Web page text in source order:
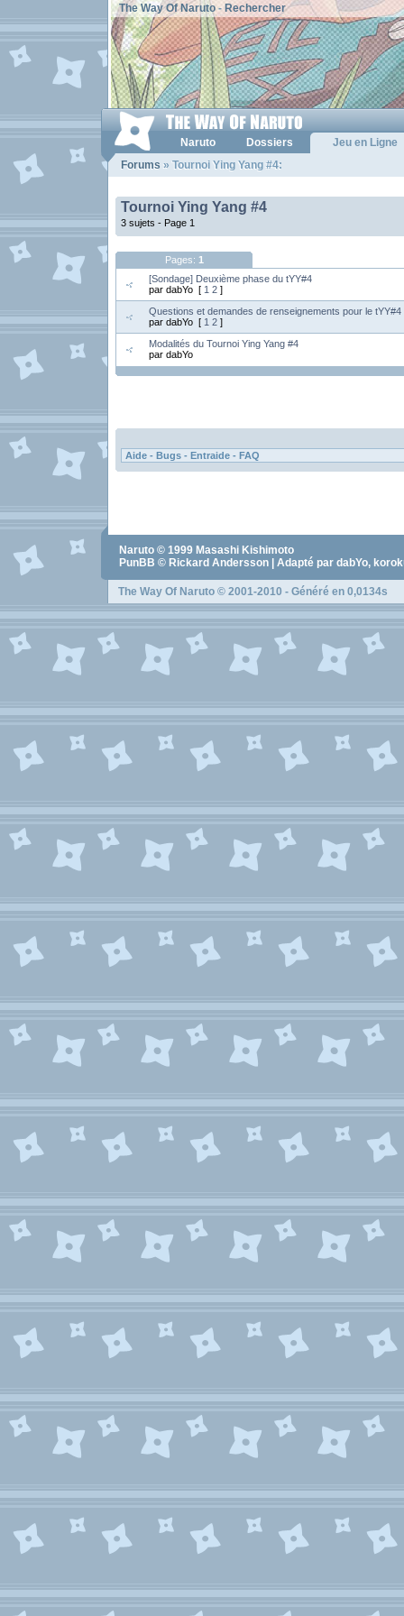
The Way Of Naruto- Rechercher
Naruto Dossiers
Jeu en Ligne
Forums » Tournoi Ying Yang #4:
Tournoi Ying Yang #4
3 sujets - Page 1
Pages: 1
[Sondage] Deuxième phase du tYY#4
par dabYo [ 1 2 ]
Questions et demandes de renseignements pour le tYY#4
par dabYo [ 1 2 ]
Modalités du Tournoi Ying Yang #4
par dabYo
Naruto © 1999 Masashi Kishimoto
PunBB © Rickard Andersson | Adapté par dabYo,
The Way Of Naruto © 2001-2010 - Généré en 0,0134s